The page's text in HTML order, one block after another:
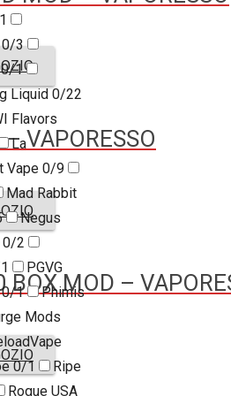
VAPORESSO
BOX MOD –
0/3
0/1
Liquid0/22
Flavors
La
Vape 0/9
Mad Rabbit
Negus
0/2
PGVG
0/1
Phimis
Mods
0/1
Ripe
Rogue USA